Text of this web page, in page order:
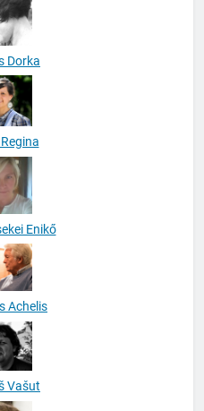
Dorka
Enikő
Achelis
Vašut